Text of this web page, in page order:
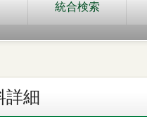
統合検索
詳細